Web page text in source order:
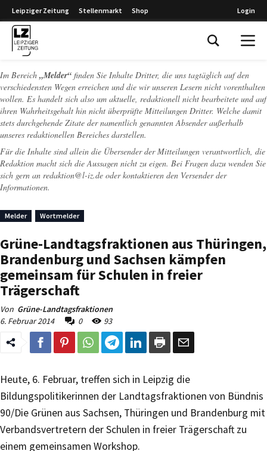
Leipziger Zeitung Stellenmarkt Shop Login
Im Bereich „Melder“ finden Sie Inhalte Dritter, die uns tagtäglich auf den
verschiedensten Wegen erreichen und die wir unseren Lesern nicht vorenthalten
wollen. Es handelt sich also um aktuelle, redaktionell nicht bearbeitete und auf
ihren Wahrheitsgehalt hin nicht überprüfte Mitteilungen Dritter. Welche damit
stets durchgehende Zitate der namentlich genannten Absender außerhalb
unseres redaktionellen Bereiches darstellen.
Für die Inhalte sind allein die Übersender der Mitteilungen verantwortlich, die
Redaktion macht sich die Aussagen nicht zu eigen. Bei Fragen dazu wenden Sie
sich gern an redaktion@l-iz.de oder kontaktieren den Versender der
Informationen.
Melder Wortmelder
Grüne-Landtagsfraktionen aus Thüringen,
Brandenburg und Sachsen kämpfen
gemeinsam für Schulen in freier
Trägerschaft
Von Grüne-Landtagsfraktionen
6. Februar 2014
0 93
Heute, 6. Februar, treffen sich in Leipzig die
Bildungspolitikerinnen der Landtagsfraktionen von Bündnis
90/Die Grünen aus Sachsen, Thüringen und Brandenburg mit
Verbandsvertretern der Schulen in freier Trägerschaft zu
einem gemeinsamen Workshop.